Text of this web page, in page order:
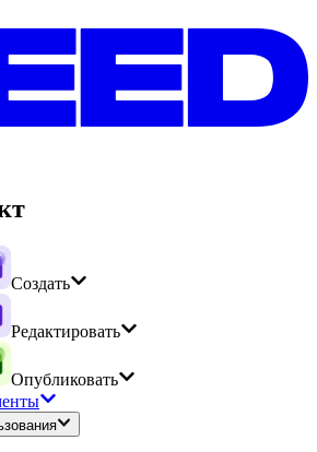
Создать
Редактировать
Опубликовать